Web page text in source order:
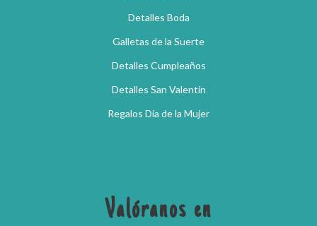
Detalles Boda
Galletas de la Suerte
Detalles Cumpleaños
Detalles San Valentín
Regalos Día de la Mujer
Valóranos en